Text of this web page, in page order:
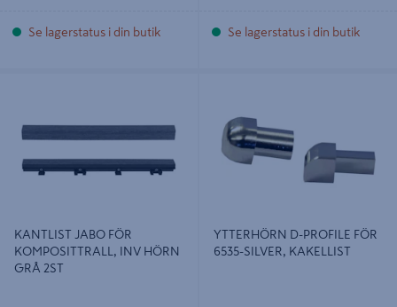
Se lagerstatus i din butik Se lagerstatus i din butik
KANTLIST JABO FÖR
KOMPOSITTRALL, INV HÖRN
GRÅ 2ST
YTTERHÖRN D-PROFILE FÖR
6535-SILVER, KAKELLIST